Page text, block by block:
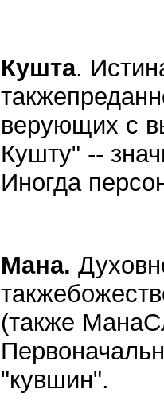
Кушта.
верующих с
Кушту" --
Иногда
Мана.
(также
"кувшин".